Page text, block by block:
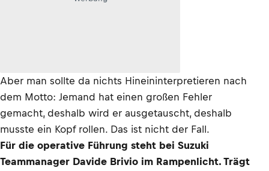
Aber man sollte da nichts Hineininterpretieren nach
dem Motto: Jemand hat einen großen Fehler
gemacht, deshalb wird er ausgetauscht, deshalb
musste ein Kopf rollen. Das ist nicht der Fall.
Für die operative Führung steht bei Suzuki
Teammanager Davide Brivio im Rampenlicht. Trägt